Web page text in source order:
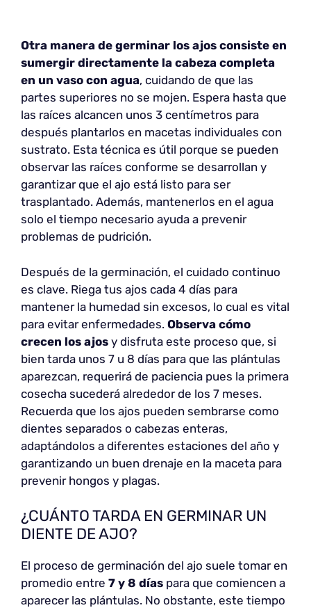
Otra manera de germinar los ajos consiste en
sumergir directamente la cabeza completa
en un vaso con agua, cuidando de que las
partes superiores no se mojen. Espera hasta que
las raíces alcancen unos 3 centímetros para
después plantarlos en macetas individuales con
sustrato. Esta técnica es útil porque se pueden
observar las raíces conforme se desarrollan y
garantizar que el ajo está listo para ser
trasplantado. Además, mantenerlos en el agua
solo el tiempo necesario ayuda a prevenir
problemas de pudrición.
Después de la germinación, el cuidado continuo
es clave. Riega tus ajos cada 4 días para
mantener la humedad sin excesos, lo cual es vital
para evitar enfermedades. Observa cómo
crecen los ajos y disfruta este proceso que, si
bien tarda unos 7 u 8 días para que las plántulas
aparezcan, requerirá de paciencia pues la primera
cosecha sucederá alrededor de los 7 meses.
Recuerda que los ajos pueden sembrarse como
dientes separados o cabezas enteras,
adaptándolos a diferentes estaciones del año y
garantizando un buen drenaje en la maceta para
prevenir hongos y plagas.
¿CUÁNTO TARDA EN GERMINAR UN
DIENTE DE AJO?
El proceso de germinación del ajo suele tomar en
promedio entre 7 y 8 días para que comiencen a
aparecer las plántulas. No obstante, este tiempo